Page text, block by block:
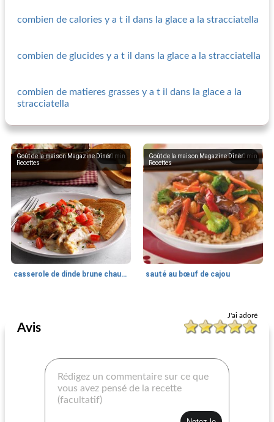
combien de calories y a t il dans la glace a la stracciatella
combien de glucides y a t il dans la glace a la stracciatella
combien de matieres grasses y a t il dans la glace a la
stracciatella
60 min
Goût de la maison Magazine Dîner
Recettes
casserole de dinde brune chaude
30 min
Goût de la maison Magazine Dîner
Recettes
sauté au bœuf de cajou
J'ai adoré
Avis